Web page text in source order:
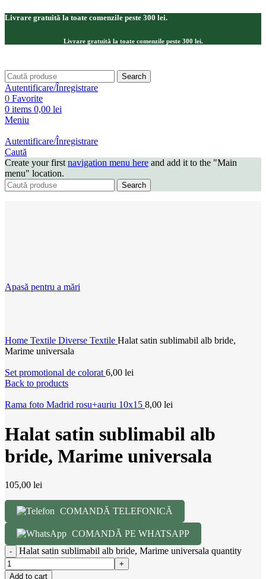
Livrare gratuită la toate comenzile peste 300 lei.
Livrare gratuită la toate comenzile peste 300 lei.
Search
Autentificare/Înregistrare
0 Favorite
0 items 0,00 lei
Meniu
Autentificare/Înregistrare
Caută
Create your first navigation menu here and add it to the "Main
menu" location.
Search
Apasă pentru a mări
Home Textile Diverse Textile Halat satin sublimabil alb bride,
Marime universala
Set promotional de colorat 6,00 lei
Back to products
Rama foto Madrid rosu+auriu 10x15 8,00 lei
Halat satin sublimabil alb
bride, Marime universala
105,00 lei
COMANDĂ TELEFONICĂ
COMANDĂ PE WHATSAPP
Halat satin sublimabil alb bride, Marime universala quantity
Add to cart